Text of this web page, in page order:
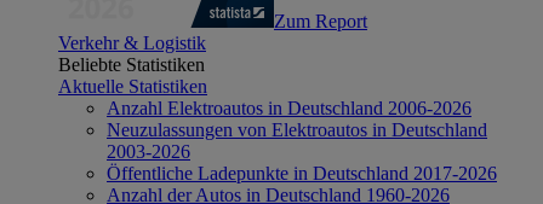
Zum Report
Verkehr & Logistik
Beliebte Statistiken
Aktuelle Statistiken
Anzahl Elektroautos in Deutschland 2006-2026
Neuzulassungen von Elektroautos in Deutschland
2003-2026
Öffentliche Ladepunkte in Deutschland 2017-2026
Anzahl der Autos in Deutschland 1960-2026